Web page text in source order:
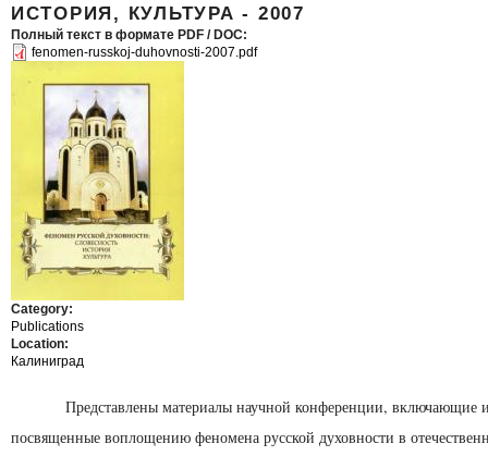
ИСТОРИЯ, КУЛЬТУРА - 2007
Полный текст в формате PDF / DOC:
fenomen-russkoj-duhovnosti-2007.pdf
Category:
Publications
Location:
Калиниград
Представлены материалы научной конференции, включающие
посвященные воплощению феномена русской духовности в